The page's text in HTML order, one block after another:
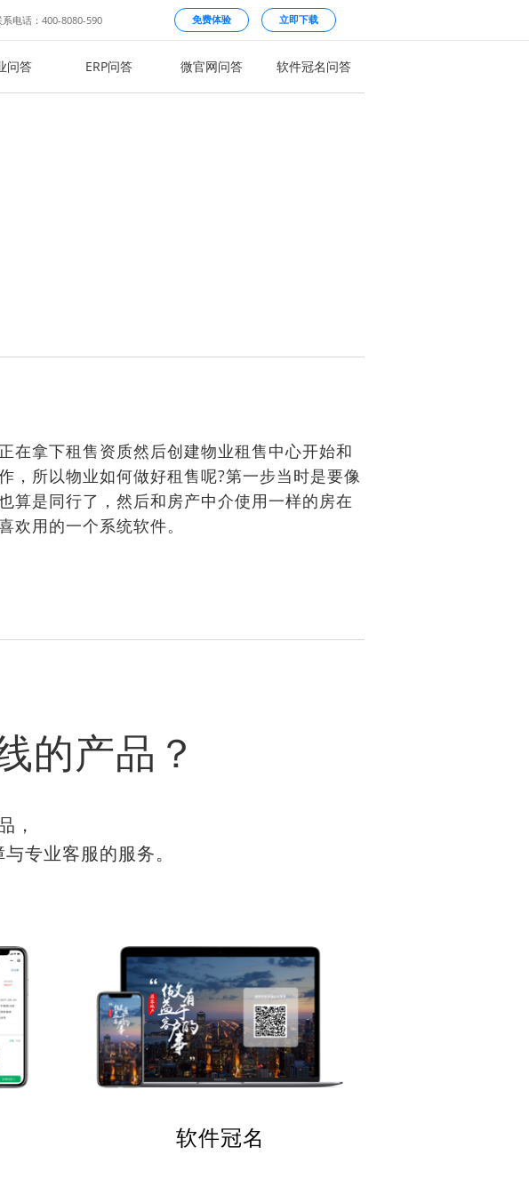
系电话：400-8080-590 免费体验 立即下载
问答 ERP问答 微官网问答 软件冠名问答
拿下租售资质然后创建物业租售中心开始和
，所以物业如何做好租售呢?第一步当时是要像
算是同行了，然后和房产中介使用一样的房在
用的一个系统软件。
的产品？
，
专业客服的服务。
软件冠名